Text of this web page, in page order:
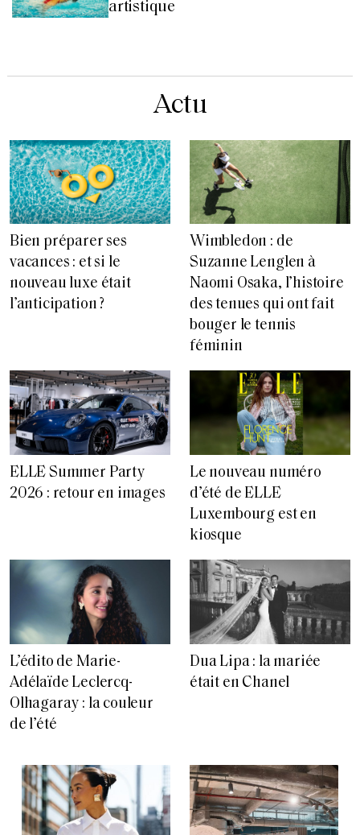
artistique
Actu
Bien préparer ses
vacances : et si le
nouveau luxe était
l’anticipation ?
Wimbledon : de
Suzanne Lenglen à
Naomi Osaka, l’histoire
des tenues qui ont fait
bouger le tennis
féminin
ELLE Summer Party
2026 : retour en images
Le nouveau numéro
d’été de ELLE
Luxembourg est en
kiosque
L’édito de Marie-
Adélaïde Leclercq-
Olhagaray : la couleur
de l’été
Dua Lipa : la mariée
était en Chanel